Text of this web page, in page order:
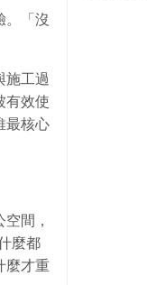
。「沒
施工過
有效使
最核心
間，
麼都
麼才重